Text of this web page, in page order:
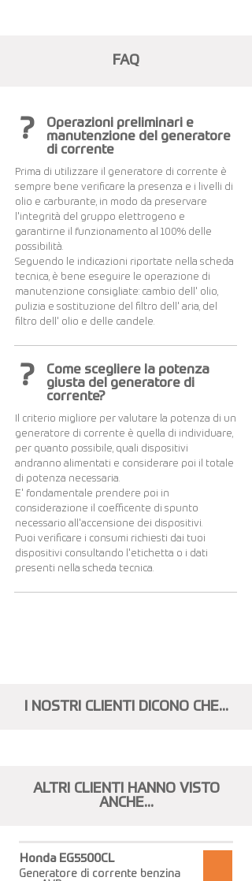
FAQ
?
Operazioni preliminari e
manutenzione del generatore
di corrente
Prima di utilizzare il generatore di corrente è
sempre bene verificare la presenza e i livelli di
olio e carburante, in modo da preservare
l'integrità del gruppo elettrogeno e
garantirne il funzionamento al 100% delle
possibilità.
Seguendo le indicazioni riportate nella scheda
tecnica, è bene eseguire le operazione di
manutenzione consigliate: cambio dell' olio,
pulizia e sostituzione del filtro dell' aria, del
filtro dell' olio e delle candele.
?
Come scegliere la potenza
giusta del generatore di
corrente?
Il criterio migliore per valutare la potenza di un
generatore di corrente è quella di individuare,
per quanto possibile, quali dispositivi
andranno alimentati e considerare poi il totale
di potenza necessaria.
E' fondamentale prendere poi in
considerazione il coefficente di spunto
necessario all'accensione dei dispositivi.
Puoi verificare i consumi richiesti dai tuoi
dispositivi consultando l'etichetta o i dati
presenti nella scheda tecnica.
I NOSTRI CLIENTI DICONO CHE...
ALTRI CLIENTI HANNO VISTO
ANCHE...
Honda EG5500CL
Generatore di corrente benzina